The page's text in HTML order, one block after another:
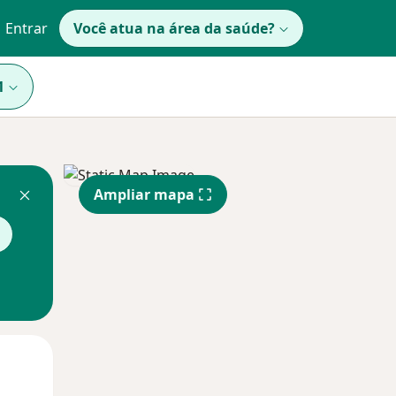
Entrar Você atua na área da saúde?
Ampliar mapa